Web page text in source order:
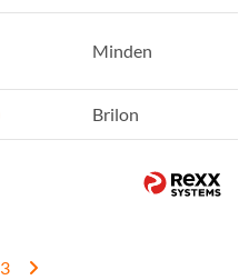
Minden
Brilon
3